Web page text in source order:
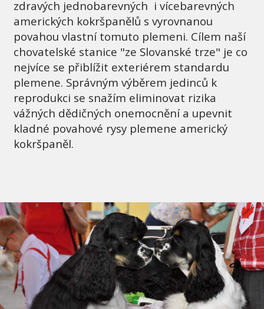
zdravých jednobarevných i vícebarevných
amerických kokršpanělů s vyrovnanou
povahou vlastní tomuto plemeni. Cílem naší
chovatelské stanice "ze Slovanské trze" je co
nejvíce se přiblížit exteriérem standardu
plemene. Správným výběrem jedinců k
reprodukci se snažím eliminovat rizika
vážných dědičných onemocnění a upevnit
kladné povahové rysy plemene americký
kokršpaněl.